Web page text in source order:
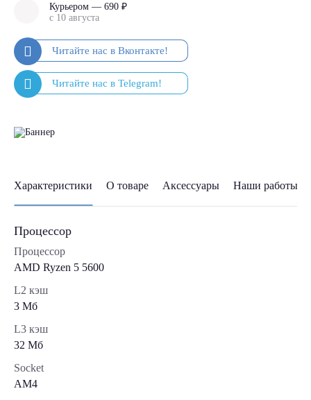
Курьером — 690 ₽
с 10 августа
Характеристики О товаре Аксессуары Наши работы
Процессор
Процессор
AMD Ryzen 5 5600
L2 кэш
3 Мб
L3 кэш
32 Мб
Socket
AM4